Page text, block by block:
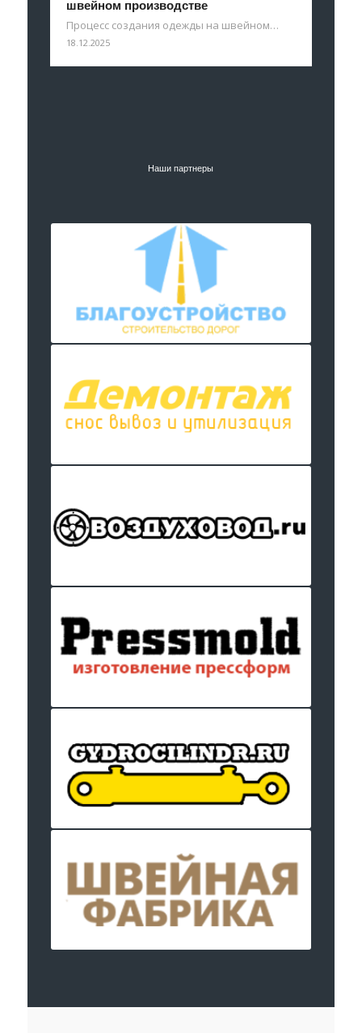
швейном производстве
Процесс создания одежды на швейном…
18.12.2025
Наши партнеры